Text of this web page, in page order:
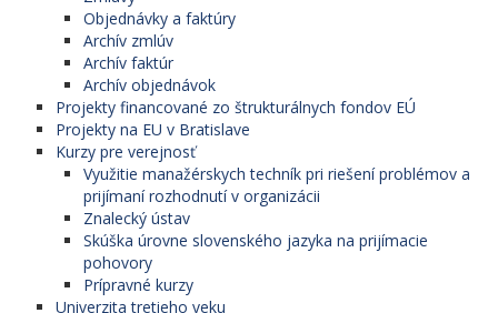
Objednávky a faktúry
Archív zmlúv
Archív faktúr
Archív objednávok
Projekty financované zo štrukturálnych fondov EÚ
Projekty na EU v Bratislave
Kurzy pre verejnosť
Využitie manažérskych techník pri riešení problémov a
prijímaní rozhodnutí v organizácii
Znalecký ústav
Skúška úrovne slovenského jazyka na prijímacie
pohovory
Prípravné kurzy
Univerzita tretieho veku